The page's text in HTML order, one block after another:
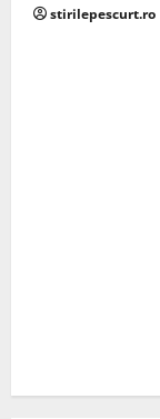
stirilepescurt.ro